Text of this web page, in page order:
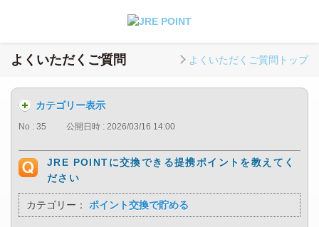
よくいただくご質問 よくいただくご質問トップ
カテゴリー表示
No : 35 公開日時 : 2026/03/16 14:00
JRE POINTに交換できる提携ポイントを教えてく
ださい
カテゴリー： ポイント交換で貯める